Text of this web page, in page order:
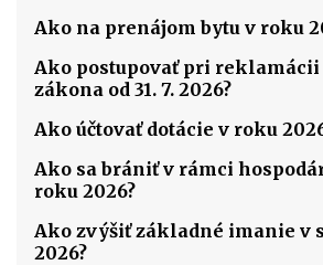
Ako na prenájom bytu v roku
Ako postupovať pri reklamácii
zákona od 31. 7. 2026?
Ako účtovať dotácie v roku
Ako sa brániť v rámci
roku 2026?
Ako zvýšiť základné imanie v
2026?